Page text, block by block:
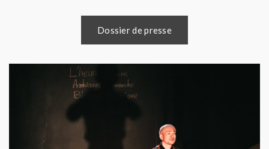
Dossier de presse